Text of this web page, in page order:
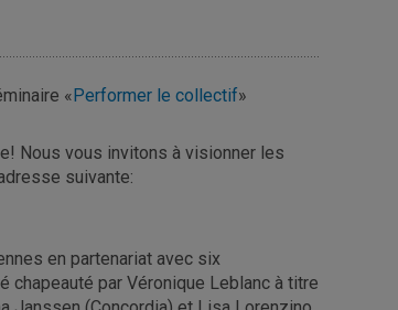
«Performer le collectif»
Nous vous invitons à visionner les
suivante:
en partenariat avec six
par Véronique Leblanc à titre